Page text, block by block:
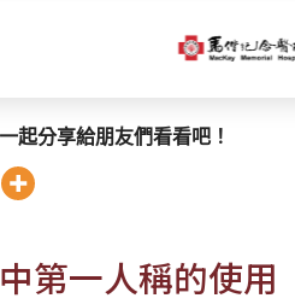
起分享給朋友們看看吧！
第一人稱的使用